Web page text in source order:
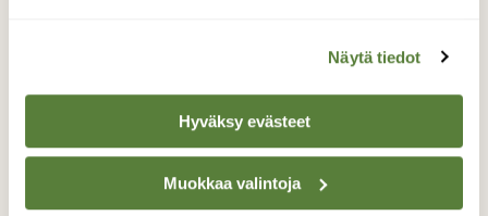
Näytä tiedot
Hyväksy evästeet
Muokkaa valintoja